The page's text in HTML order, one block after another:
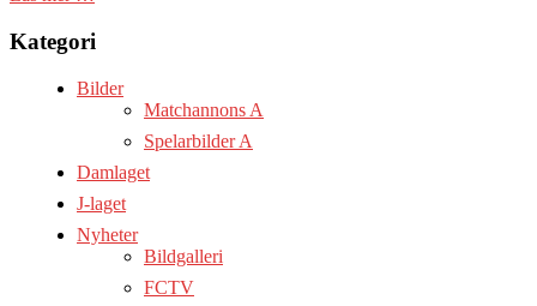
Kategori
Bilder
Matchannons A
Spelarbilder A
Damlaget
J-laget
Nyheter
Bildgalleri
FCTV